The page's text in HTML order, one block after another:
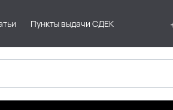
Пункты выдачи СДЕК